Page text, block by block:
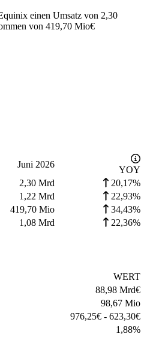
einen Umsatz von 2,30
von 419,70 Mio€
Juni 2026
YOY
2,30 Mrd
20,17%
1,22 Mrd
22,93%
419,70 Mio
34,43%
1,08 Mrd 22,36%
WERT
88,98 Mrd€
98,67 Mio
976,25€ - 623,30€
1,88%